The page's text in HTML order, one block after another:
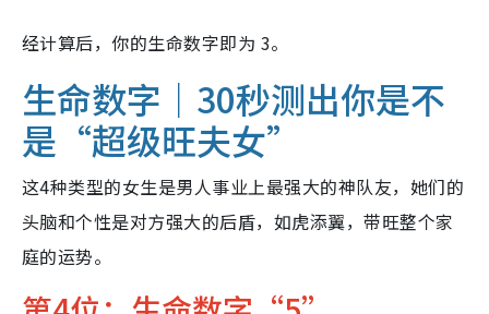
经计算后，你的生命数字即为 3。
生命数字｜30秒测出你是不
是“超级旺夫女”
这4种类型的女生是男人事业上最强大的神队友，她们的
头脑和个性是对方强大的后盾，如虎添翼，带旺整个家
庭的运势。